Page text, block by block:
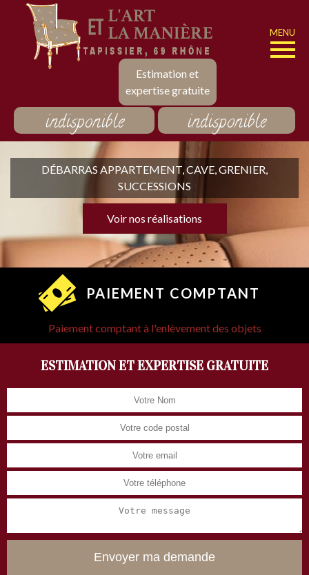
Estimation et
expertise gratuite
MENU
indisponible indisponible
DÉBARRAS APPARTEMENT, CAVE, GRENIER,
SUCCESSIONS
Voir nos réalisations
PAIEMENT COMPTANT
Paiement comptant à l'enlèvement des objets
ESTIMATION ET EXPERTISE GRATUITE